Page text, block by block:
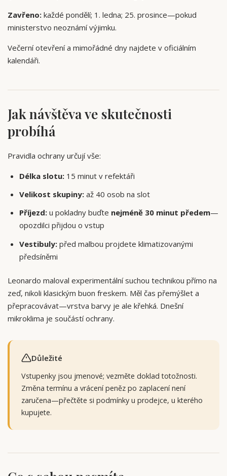
Zavřeno: každé pondělí; 1. ledna; 25. prosince—pokud
ministerstvo neoznámí výjimku.
Večerní otevření a mimořádné dny najdete v oficiálním
kalendáři.
Jak návštěva ve skutečnosti
probíhá
Pravidla ochrany určují vše:
Délka slotu:15 minut v refektáři
Velikost skupiny:až 40 osob na slot
Příjezd:u pokladny buďte nejméně 30 minut předem—
opozdilci přijdou o vstup
Vestibuly:před malbou projdete klimatizovanými
předsíněmi
Leonardo maloval experimentální suchou technikou přímo na
zeď, nikoli klasickým buon freskem. Měl čas přemýšlet a
přepracovávat—vrstva barvy je ale křehká. Dnešní
mikroklima je součástí ochrany.
Důležité
Vstupenky jsou jmenové; vezměte doklad totožnosti.
Změna termínu a vrácení peněz po zaplacení není
zaručena—přečtěte si podmínky u prodejce, u kterého
kupujete.